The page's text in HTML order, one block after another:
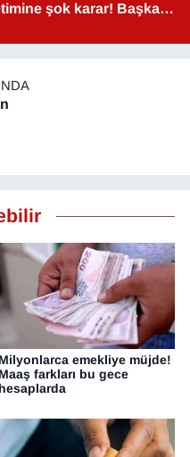
şok karar! Başkan
Milyonlarca emekliye müjde!
Maaş farkları bu gece
hesaplarda